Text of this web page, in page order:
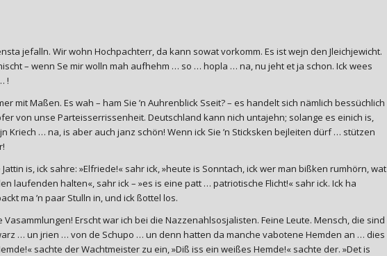
jefalln. Wir wohn Hochpachterr, da kann sowat vorkomm. Es ist wejn den Jleichjewicht.
– wenn Se mir wolln mah aufhehm … so … hopla … na, nu jeht et ja schon. Ick wees
!
mit Maßen. Es wah – ham Sie ’n Auhrenblick Sseit? – es handelt sich nämlich bessüchlich
von unse Parteisserrissenheit. Deutschland kann nich untajehn; solange es einich is,
Kriech … na, is aber auch janz schön! Wenn ick Sie ’n Sticksken bejleiten dürf … stützen
is, ick sahre: »Elfriede!« sahr ick, »heute is Sonntach, ick wer man bißken rumhörn, wat
laufenden halten«, sahr ick – »es is eine patt … patriotische Flicht!« sahr ick. Ick ha
ma ’n paar Stulln in, und ick ßottel los.
Erscht war ich bei die Nazzenahlsosjalisten. Feine Leute. Mensch, die sind
… un jrien … von de Schupo … un denn hatten da manche vabotene Hemden an … dies
sachte der Wachtmeister zu ein, »Diß iss ein weißes Hemde!« sachte der. »Det is